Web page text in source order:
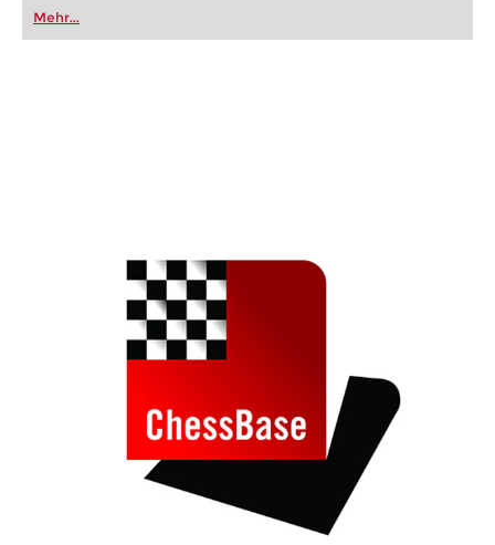
oder bereits auf Turnierniveau spielen: Mit
FRITZ trainieren Sie effizienter, intelligenter und
individueller als je zuvor.
Mehr...